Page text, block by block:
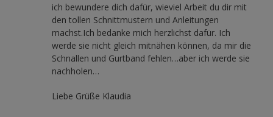
ich bewundere dich dafür, wieviel Arbeit du dir mit
den tollen Schnittmustern und Anleitungen
machst.Ich bedanke mich herzlichst dafür. Ich
werde sie nicht gleich mitnähen können, da mir die
Schnallen und Gurtband fehlen…aber ich werde sie
nachholen…
Liebe Grüße Klaudia